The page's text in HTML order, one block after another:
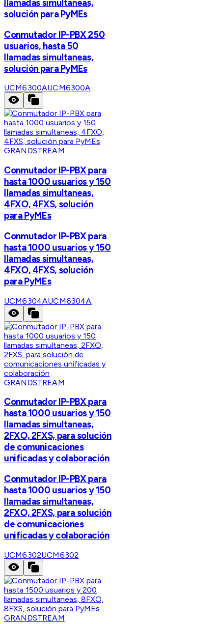
llamadas simultaneas,
solución para PyMEs
Conmutador IP-PBX 250
usuarios, hasta 50
llamadas simultaneas,
solución para PyMEs
UCM6300AUCM6300A
GRANDSTREAM
Conmutador IP-PBX para
hasta 1000 usuarios y 150
llamadas simultaneas,
4FXO, 4FXS, solución
para PyMEs
Conmutador IP-PBX para
hasta 1000 usuarios y 150
llamadas simultaneas,
4FXO, 4FXS, solución
para PyMEs
UCM6304AUCM6304A
GRANDSTREAM
Conmutador IP-PBX para
hasta 1000 usuarios y 150
llamadas simultaneas,
2FXO, 2FXS, para solución
de comunicaciones
unificadas y colaboración
Conmutador IP-PBX para
hasta 1000 usuarios y 150
llamadas simultaneas,
2FXO, 2FXS, para solución
de comunicaciones
unificadas y colaboración
UCM6302UCM6302
GRANDSTREAM